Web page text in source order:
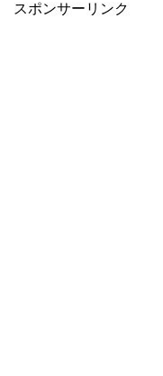
スポンサーリンク